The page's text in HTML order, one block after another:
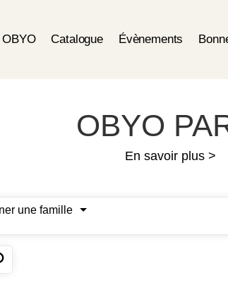
Catalogue Évènements
OBYO
En savoir plus >
une famille